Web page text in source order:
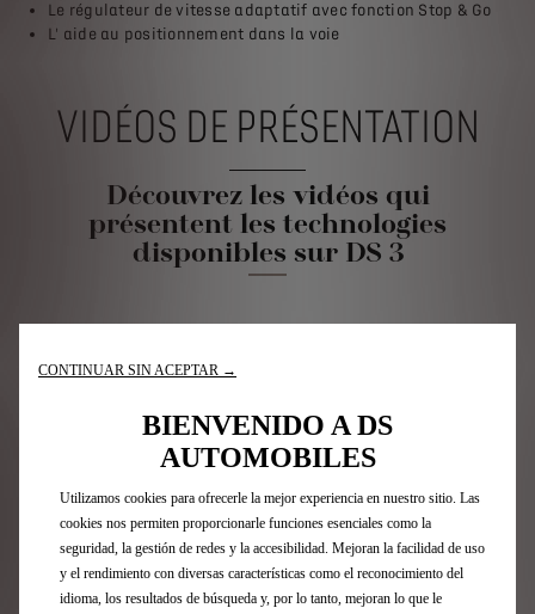
Le régulateur de vitesse adaptatif avec fonction Stop & Go
L' aide au positionnement dans la voie
VIDÉOS DE PRÉSENTATION
Découvrez les vidéos qui
présentent les technologies
disponibles sur DS 3
CONTINUAR SIN ACEPTAR →
BIENVENIDO A DS
AUTOMOBILES
Utilizamos cookies para ofrecerle la mejor experiencia en nuestro sitio. Las
cookies nos permiten proporcionarle funciones esenciales como la
seguridad, la gestión de redes y la accesibilidad. Mejoran la facilidad de uso
y el rendimiento con diversas características como el reconocimiento del
idioma, los resultados de búsqueda y, por lo tanto, mejoran lo que le